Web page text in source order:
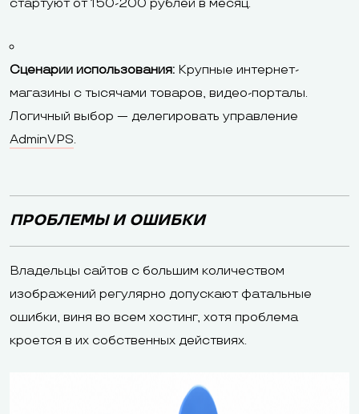
стартуют от 150-200 рублей в месяц.
Сценарии использования: Крупные интернет-
магазины с тысячами товаров, видео-порталы.
Логичный выбор — делегировать управление
AdminVPS.
ПРОБЛЕМЫ И ОШИБКИ
Владельцы сайтов с большим количеством
изображений регулярно допускают фатальные
ошибки, виня во всем хостинг, хотя проблема
кроется в их собственных действиях.